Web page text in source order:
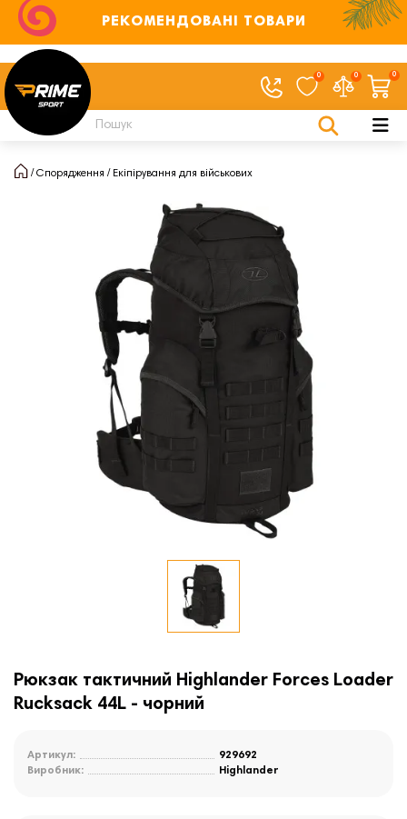
РЕКОМЕНДОВАНІ ТОВАРИ
0 0 0
Спорядження Екіпірування для військових
Рюкзак тактичний Highlander Forces Loader
Rucksack 44L - чорний
Артикул:
929692
Виробник:
Highlander